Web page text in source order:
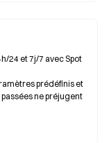
24 et 7j/7 avec Spot
prédéfinis et
ne préjugent